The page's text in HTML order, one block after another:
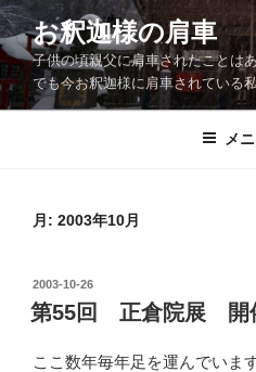
コ
ン
テ
ン
ツ
お釈迦様の肩車
子供の頃親父に肩車されたこと
でも今お釈迦様に肩車されている
メ
月: 2003年10月
投
稿
日:
2003-10-26
第55回 正倉院展 開
ここ数年毎年足を運んでいま